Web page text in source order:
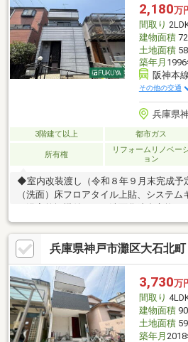
2,180万
間取り
建物面積
土地面積
築年月
阪神本
その他の交通
兵庫県
3階建て以上 都市ガス
所有権
リフォームリノベー
ョン
◆室内改装渡し（令和８年９月末完成予
（洗面）床フロアタイル上貼、システム
き）交換、給湯器交換、建具一部交換、
ト交換、（洗面）巾木交換、１階和室→
ン・和室→ＬＤＫ変更、外壁塗装
兵庫県神戸市灘区大石北
3,730万
間取り
建物面積
土地面積
築年月